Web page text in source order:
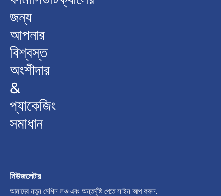
জন্য
আপনার
বিশ্বস্ত
অংশীদার
&
প্যাকেজিং
সমাধান
নিউজলেটার
আমাদের নতুন মেশিন লঞ্চ এবং অন্তর্দৃষ্টি পেতে সাইন আপ করুন.